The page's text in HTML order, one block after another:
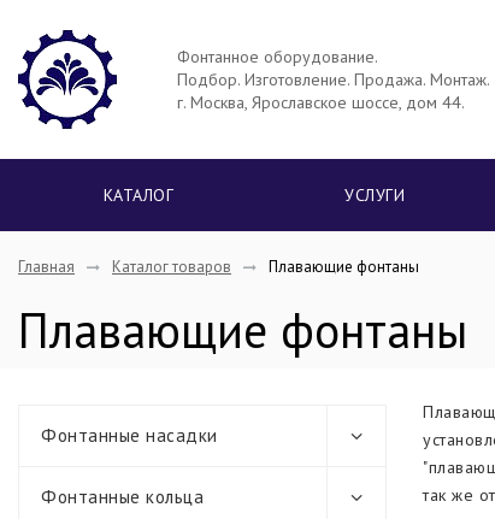
Фонтанное оборудование.
Подбор. Изготовление. Продажа. Монтаж.
г. Москва, Ярославское шоссе, дом 44.
КАТАЛОГ УСЛУГИ
Главная Каталог товаров Плавающие фонтаны
Плавающие фонтаны
Фонтанные насадки
Фонтанные кольца
так же